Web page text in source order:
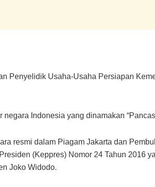
Penyelidik Usaha-Usaha Persiapan
Indonesia yang dinamakan
resmi dalam Piagam Jakarta dan
(Keppres) Nomor 24 Tahun 2016
Joko Widodo.